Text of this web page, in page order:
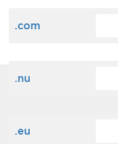
.com
.nu
.eu